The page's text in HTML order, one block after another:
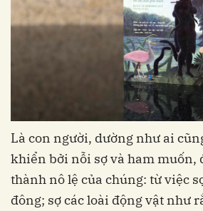
Là con người, dường như ai
khiển bởi nỗi sợ và ham muốn,
thành nô lệ của chúng: từ việc
đông; sợ các loài động vật như